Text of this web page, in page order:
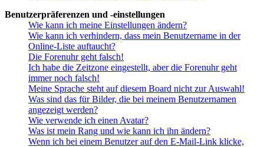
Benutzerpräferenzen und -einstellungen
Wie kann ich meine Einstellungen ändern?
Wie kann ich verhindern, dass mein Benutzername in der
Online-Liste auftaucht?
Die Forenuhr geht falsch!
Ich habe die Zeitzone eingestellt, aber die Forenuhr geht
immer noch falsch!
Meine Sprache steht auf diesem Board nicht zur Auswahl!
Was sind das für Bilder, die bei meinem Benutzernamen
angezeigt werden?
Wie verwende ich einen Avatar?
Was ist mein Rang und wie kann ich ihn ändern?
Wenn ich bei einem Benutzer auf den E-Mail-Link klicke,